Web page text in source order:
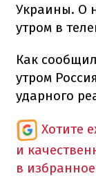
Украины. О
утром в
Как
утром
ударного
Хотите
и
в